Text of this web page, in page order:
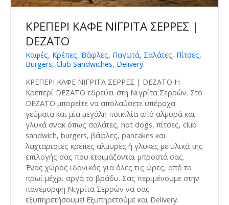
ΚΡΕΠΕΡΙ ΚΑΦΕ ΝΙΓΡΙΤΑ ΣΕΡΡΕΣ |
DEZATO
Καφές, Κρέπες, Βάφλες, Παγωτά, Σαλάτες, Πίτσες,
Burgers, Club Sandwiches, Delivery.
ΚΡΕΠΕΡΙ ΚΑΦΕ ΝΙΓΡΙΤΑ ΣΕΡΡΕΣ | DEZATO Η
Κρεπερί DEZATO εδρεύει στη Νιγρίτα Σερρών. Στο
DEZATO μπορείτε να απολαύσετε υπέροχα
γεύματα και μία μεγάλη ποικιλία από αλμυρά και
γλυκά σνακ όπως σαλάτες, hot dogs, πίτσες, club
sandwich, burgers, βάφλες, pancakes και
λαχταριστές κρέπες αλμυρές ή γλυκές με υλικά της
επιλογής σας που ετοιμάζονται μπροστά σας.
Ένας χώρος ιδανικός για όλες τις ώρες, από το
πρωί μέχρι αργά το βράδυ. Σας περιμένουμε στην
πανέμορφη Νιγρίτα Σερρών να σας
εξυπηρετήσουμε! Εξυπηρετούμε και Delivery.